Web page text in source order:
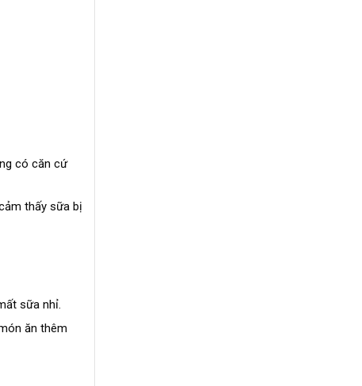
có căn cứ
thấy sữa bị
sữa nhỉ.
ăn thêm